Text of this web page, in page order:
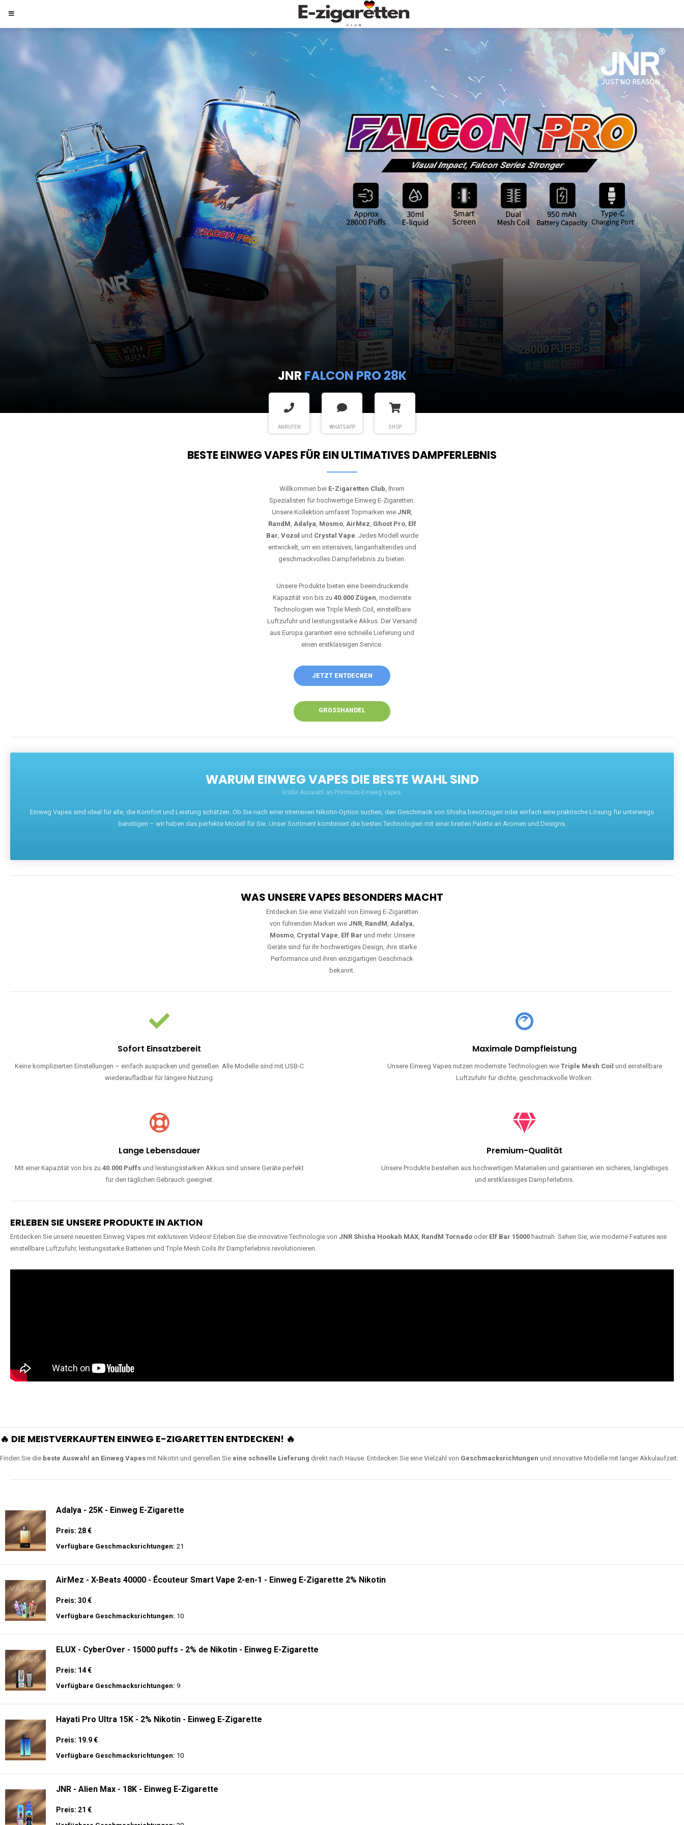
FALCON PRO 28K
ANRUFEN WHATSAPP SHOP
BESTE EINWEG VAPES FÜR EIN ULTIMATIVES DAMPFERLEBNIS
Willkommen bei E-Zigaretten Club, Ihrem
Spezialisten für hochwertige Einweg E-Zigaretten.
Unsere Kollektion umfasst Topmarken wie JNR,
RandM, Adalya, Mosmo, AirMez, Ghost Pro, Elf
Bar, Vozol und Crystal Vape. Jedes Modell wurde
entwickelt, um ein intensives, langanhaltendes und
geschmackvolles Dampferlebnis zu bieten.
Unsere Produkte bieten eine beeindruckende
Kapazität von bis zu 40.000 Zügen, modernste
Technologien wie Triple Mesh Coil, einstellbare
Luftzufuhr und leistungsstarke Akkus. Der Versand
aus Europa garantiert eine schnelle Lieferung und
einen erstklassigen Service.
JETZT ENTDECKEN
GROSSHANDEL
WARUM EINWEG VAPES DIE BESTE WAHL SIND
Große Auswahl an Premium-Einweg Vapes.
Einweg Vapes sind ideal für alle, die Komfort und Leistung schätzen. Ob Sie nach einer intensiven Nikotin-Option suchen, den Geschmack von Shisha bevorzugen oder einfach eine praktische Lösung für unterwegs
benötigen – wir haben das perfekte Modell für Sie. Unser Sortiment kombiniert die besten Technologien mit einer breiten Palette an Aromen und Designs.
WAS UNSERE VAPES BESONDERS MACHT
Entdecken Sie eine Vielzahl von Einweg E-Zigaretten
von führenden Marken wie JNR, RandM, Adalya,
Mosmo, Crystal Vape, Elf Bar und mehr. Unsere
Geräte sind für ihr hochwertiges Design, ihre starke
Performance und ihren einzigartigen Geschmack
bekannt.
Sofort Einsatzbereit
Keine komplizierten Einstellungen – einfach auspacken und genießen. Alle Modelle sind mit USB-C
wiederaufladbar für längere Nutzung.
Maximale Dampfleistung
Unsere Einweg Vapes nutzen modernste Technologien wie Triple Mesh Coil und einstellbare
Luftzufuhr für dichte, geschmackvolle Wolken.
Lange Lebensdauer
Mit einer Kapazität von bis zu40.000 Puffs und leistungsstarken Akkus sind unsere Geräte perfekt
für den täglichen Gebrauch geeignet.
Premium-Qualität
Unsere Produkte bestehen aus hochwertigen Materialien und garantieren ein sicheres, langlebiges
und erstklassiges Dampferlebnis.
ERLEBEN SIE UNSERE PRODUKTE IN AKTION
Entdecken Sie unsere neuesten Einweg Vapes mit exklusiven Videos! Erleben Sie die innovative Technologie von JNR Shisha Hookah MAX, RandM Tornado oder Elf Bar 15000 hautnah. Sehen Sie, wie moderne Features wie
einstellbare Luftzufuhr, leistungsstarke Batterien und Triple Mesh Coils Ihr Dampferlebnis revolutionieren.
🔥 DIE MEISTVERKAUFTEN EINWEG E-ZIGARETTEN ENTDECKEN! 🔥
Finden Sie die beste Auswahl an Einweg Vapes mit Nikotin und genießen Sie eine schnelle Lieferung direkt nach Hause. Entdecken Sie eine Vielzahl von Geschmacksrichtungen und innovative Modelle mit langer Akkulaufzeit.
Adalya - 25K - Einweg E-Zigarette
Preis: 28 €
Verfügbare Geschmacksrichtungen: 21
AirMez - X-Beats 40000 - Écouteur Smart Vape 2-en-1 - Einweg E-Zigarette 2% Nikotin
Preis: 30 €
Verfügbare Geschmacksrichtungen: 10
ELUX - CyberOver - 15000 puffs - 2% de Nikotin - Einweg E-Zigarette
Preis: 14 €
Verfügbare Geschmacksrichtungen: 9
Hayati Pro Ultra 15K - 2% Nikotin - Einweg E-Zigarette
Preis: 19.9 €
Verfügbare Geschmacksrichtungen: 10
JNR - Alien Max - 18K - Einweg E-Zigarette
Preis: 21 €